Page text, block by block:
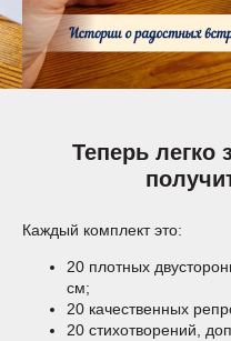
Теперь легко
Каждый комплект это:
20 плотных
см;
20 качественных
20 стихотворений,